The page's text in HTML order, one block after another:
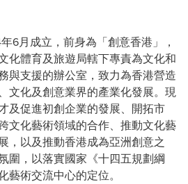
6月成立，前身為「創意香港」，
化體育及旅遊局轄下專責為文化和
與支援的辦公室，致力為香港營造
文化及創意業界的產業化發展。現
及促進初創企業的發展、開拓市
文化藝術領域的合作、推動文化藝
，以及推動香港成為亞洲創意之
圍，以落實國家《十四五規劃綱
術交流中心的定位。